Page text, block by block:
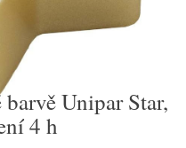
Unipar Star,
4 h